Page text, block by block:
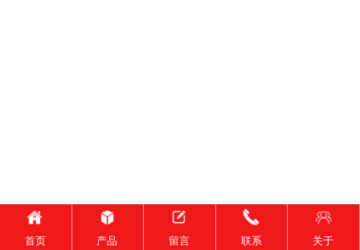
首页 产品 留言 联系 关于